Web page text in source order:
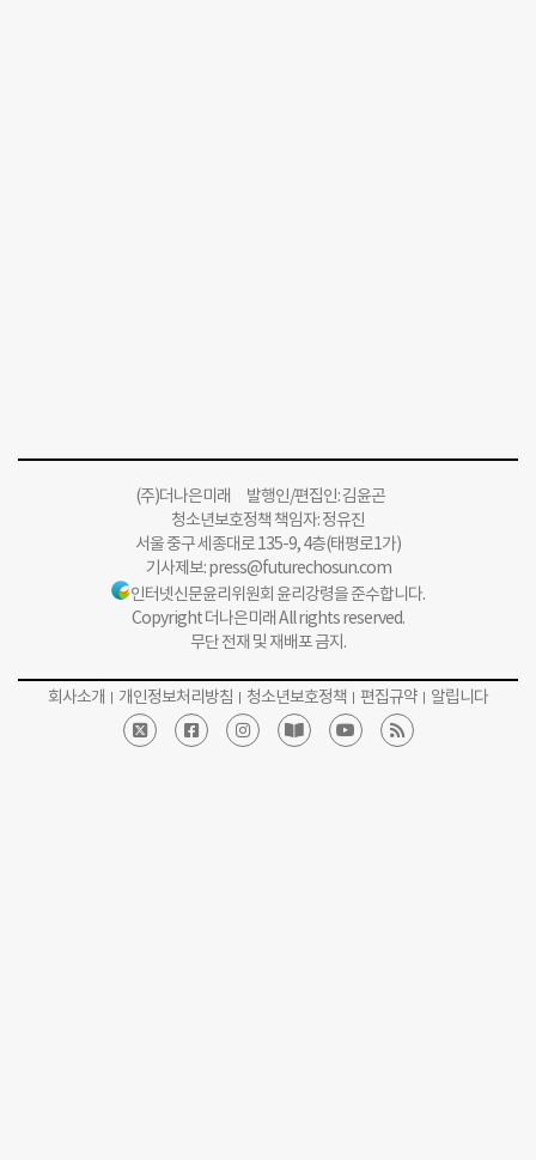
(주)더나은미래 발행인/편집인: 김윤곤
청소년보호정책 책임자: 정유진
서울 중구 세종대로 135-9, 4층(태평로1가)
기사제보:press@futurechosun.com
인터넷신문윤리위원회 윤리강령을 준수합니다.
Copyright 더나은미래 All rights reserved.
무단 전재 및 재배포 금지.
회사소개 개인정보처리방침 청소년보호정책 편집규약 알립니다